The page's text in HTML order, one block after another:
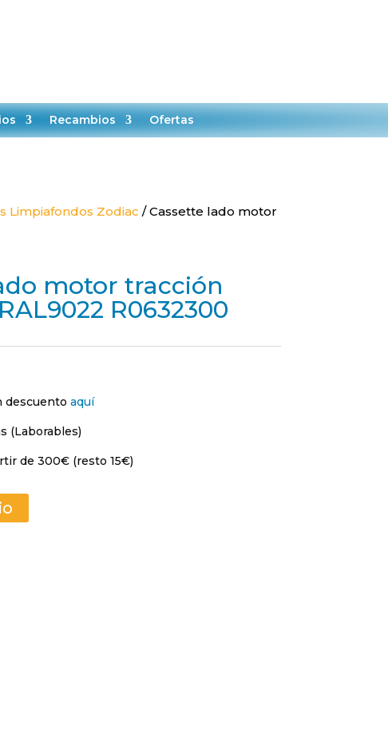
Recambios Ofertas
Limpiafondos Zodiac / Cassette lado motor
motor tracción
R0632300
descuento aquí
(Laborables)
de 300€ (resto 15€)